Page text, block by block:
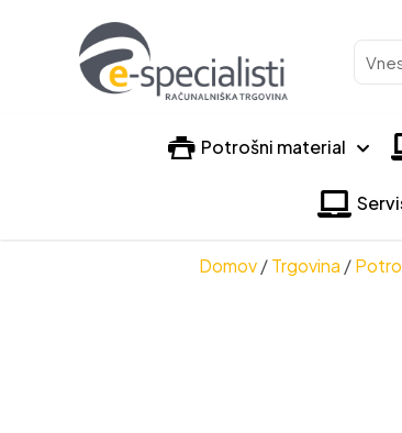
naziv
Potrošni material
Domov / Trgovina /